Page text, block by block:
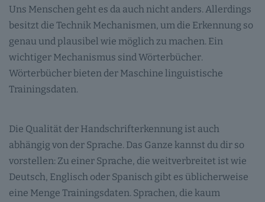
Uns Menschen geht es da auch nicht anders. Allerdings
besitzt die Technik Mechanismen, um die Erkennung so
genau und plausibel wie möglich zu machen. Ein
wichtiger Mechanismus sind Wörterbücher.
Wörterbücher bieten der Maschine linguistische
Trainingsdaten.
Die Qualität der Handschrifterkennung ist auch
abhängig von der Sprache. Das Ganze kannst du dir so
vorstellen: Zu einer Sprache, die weitverbreitet ist wie
Deutsch, Englisch oder Spanisch gibt es üblicherweise
eine Menge Trainingsdaten. Sprachen, die kaum